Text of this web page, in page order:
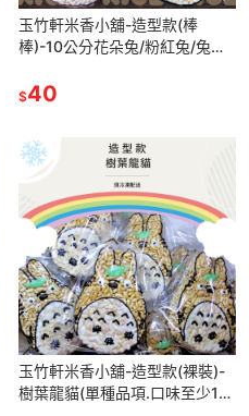
玉竹軒米香小舖-造型款(棒
棒)-10公分花朵兔/粉紅兔/兔兔/
個)
$40
玉竹軒米香小舖-造型款(裸裝)-
樹葉龍貓(單種品項.口味至少10